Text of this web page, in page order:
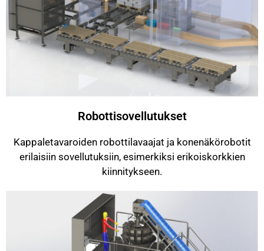
Robottisovellutukset
Kappaletavaroiden robottilavaajat ja konenäkörobotit
erilaisiin sovellutuksiin, esimerkiksi erikoiskorkkien
kiinnitykseen.